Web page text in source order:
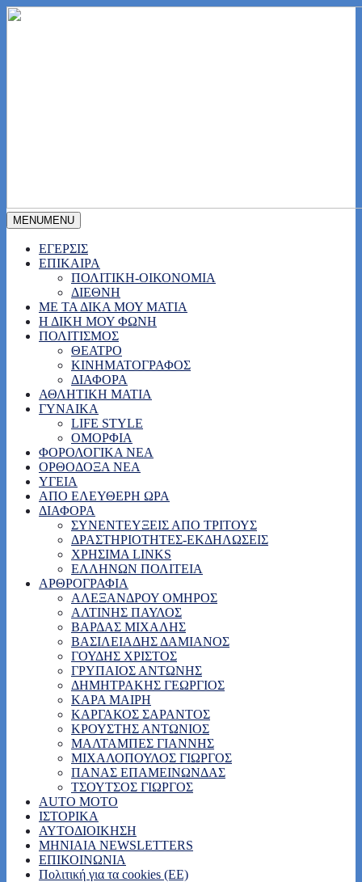
MENUMENU
ΕΓΕΡΣΙΣ
ΕΠΙΚΑΙΡΑ
ΠΟΛΙΤΙΚΗ-ΟΙΚΟΝΟΜΙΑ
ΔΙΕΘΝΗ
ΜΕ ΤΑ ΔΙΚΑ ΜΟΥ ΜΑΤΙΑ
Η ΔΙΚΗ ΜΟΥ ΦΩΝΗ
ΠΟΛΙΤΙΣΜΟΣ
ΘΕΑΤΡΟ
ΚΙΝΗΜΑΤΟΓΡΑΦΟΣ
ΔΙΑΦΟΡΑ
ΑΘΛΗΤΙΚΗ ΜΑΤΙΑ
ΓΥΝΑΙΚΑ
LIFE STYLE
ΟΜΟΡΦΙΑ
ΦΟΡΟΛΟΓΙΚΑ ΝΕΑ
ΟΡΘΟΔΟΞΑ ΝΕΑ
ΥΓΕΙΑ
ΑΠΟ ΕΛΕΥΘΕΡΗ ΩΡΑ
ΔΙΑΦΟΡΑ
ΣΥΝΕΝΤΕΥΞΕΙΣ ΑΠΟ ΤΡΙΤΟΥΣ
ΔΡΑΣΤΗΡΙΟΤΗΤΕΣ-ΕΚΔΗΛΩΣΕΙΣ
ΧΡΗΣΙΜΑ LINKS
ΕΛΛΗΝΩΝ ΠΟΛΙΤΕΙΑ
ΑΡΘΡΟΓΡΑΦΙΑ
ΑΛΕΞΑΝΔΡΟΥ ΟΜΗΡΟΣ
ΑΛΤΙΝΗΣ ΠΑΥΛΟΣ
ΒΑΡΔΑΣ ΜΙΧΑΛΗΣ
ΒΑΣΙΛΕΙΑΔΗΣ ΔΑΜΙΑΝΟΣ
ΓΟΥΔΗΣ ΧΡΙΣΤΟΣ
ΓΡΥΠΑΙΟΣ ΑΝΤΩΝΗΣ
ΔΗΜΗΤΡΑΚΗΣ ΓΕΩΡΓΙΟΣ
ΚΑΡΑ ΜΑΙΡΗ
ΚΑΡΓΑΚΟΣ ΣΑΡΑΝΤΟΣ
ΚΡΟΥΣΤΗΣ ΑΝΤΩΝΙΟΣ
ΜΑΛΤΑΜΠΕΣ ΓΙΑΝΝΗΣ
ΜΙΧΑΛΟΠΟΥΛΟΣ ΓΙΩΡΓΟΣ
ΠΑΝΑΣ ΕΠΑΜΕΙΝΩΝΔΑΣ
ΤΣΟΥΤΣΟΣ ΓΙΩΡΓΟΣ
AUTO MOTO
ΙΣΤΟΡΙΚΑ
ΑΥΤΟΔΙΟΙΚΗΣΗ
MHNIAIA NEWSLETTERS
ΕΠΙΚΟΙΝΩΝΙΑ
Πολιτική για τα cookies (ΕΕ)